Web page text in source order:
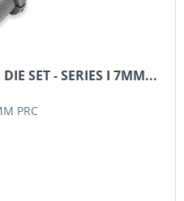
SET - SERIES I 7MM...
PRC